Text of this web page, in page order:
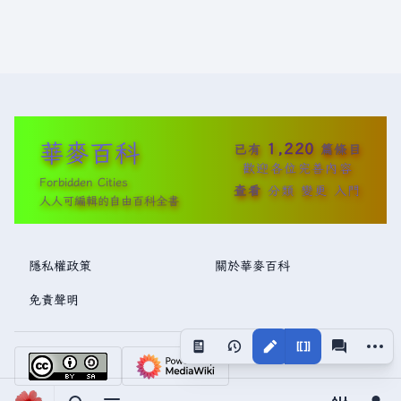
視圖 更多
華麥百科
Forbidden Cities
人人可編輯的自由百科全書
已有 1,220 篇條目
歡迎各位完善內容
查看 分類 變更 入門
隱私權政策 關於華麥百科
免責聲明